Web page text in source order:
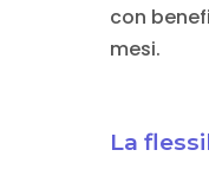
con
mesi.
La